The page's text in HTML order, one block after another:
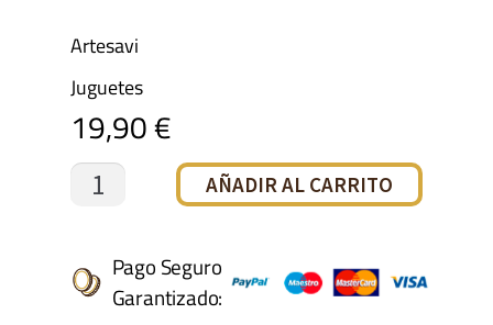
Artesavi
Juguetes
19,90€
CONEJITO
cantidad
AÑADIR AL CARRITO
Pago Seguro
Garantizado: